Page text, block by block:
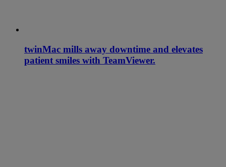
twinMac mills away downtime and elevates
patient smiles with TeamViewer.